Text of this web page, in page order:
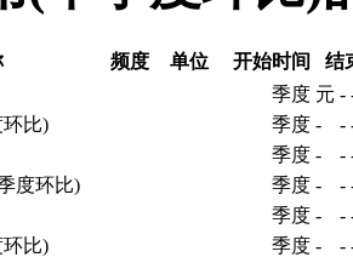
频度 单位 开始时间
结
季度 元 -
比)
季度 - -
季度 - -
度环比)
季度 - -
季度 - -
比)
季度 - -